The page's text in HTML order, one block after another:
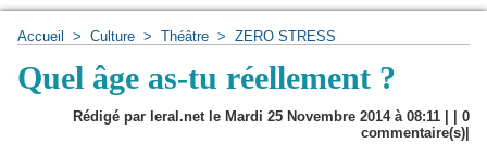
Accueil > Culture > Théâtre > ZERO STRESS
Quel âge as-tu réellement ?
Rédigé par leral.net le Mardi 25 Novembre 2014 à 08:11 | | 0
commentaire(s)|